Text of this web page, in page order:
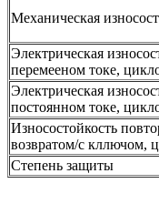
Механическая
Электрическая
перемееном токе,
Электрическая
постоянном токе,
Износостойкость
возвратом/с кллючом,
Степень защиты